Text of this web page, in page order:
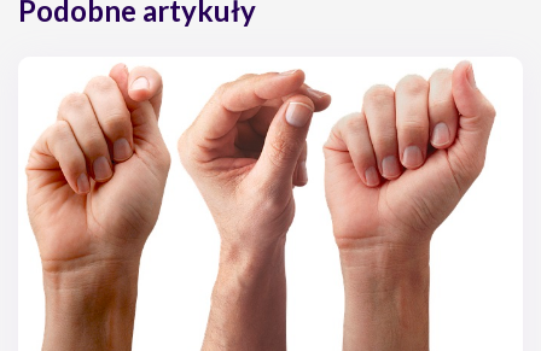
Podobne artykuły